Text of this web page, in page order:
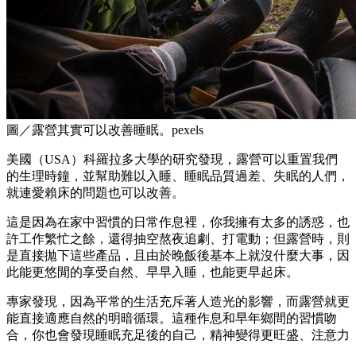
圖／露營其實可以改善睡眠。pexels
美國（USA）科羅拉多大學的研究發現，露營可以重置我們
的生理時鐘，並幫助難以入睡、睡眠品質過差、失眠的人們，
就連愛賴床的問題也可以改善。
這是因為在家中習慣的日常作息裡，你我擁有太多的誘惑，也
許工作繁忙之餘，還得抽空熬夜追劇、打電動；但露營時，則
是直接拋下這些產品，且由於晚飯後基本上就沒什麼大事，因
此能更悠閒的享受自然、早早入睡，也能更早起床。
專家發現，因為平常的生活充斥著人造光的影響，而露營就更
能直接適應自然的明暗循環。這種作息和早年鄉間的習慣吻
合，你也會發現睡眠充足後的自己，精神變得更旺盛、注意力